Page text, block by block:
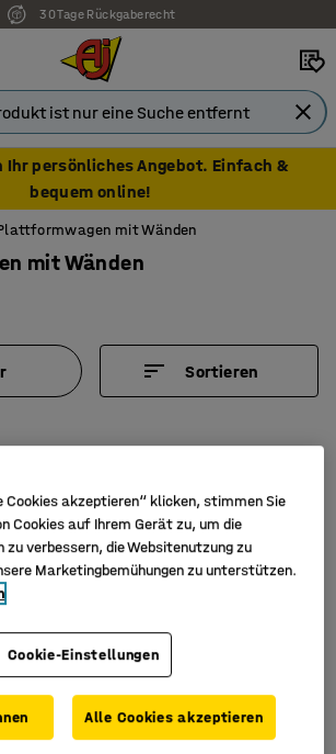
7 Jahre Garantie
Ihr persönliches Angebot. Einfach &
bequem online!
mit Wänden
mit Wänden
Sortieren
Verfügbar in verschiedenen
Ausführungen
Plattformwagen
TRANSFER, hohe
Cookies akzeptieren“ klicken, stimmen Sie
Cookies auf Ihrem Gerät zu, um die
verbessern, die Websitenutzung zu
Marketingbemühungen zu unterstützen.
Cookie-Einstellungen
Alle Cookies akzeptieren